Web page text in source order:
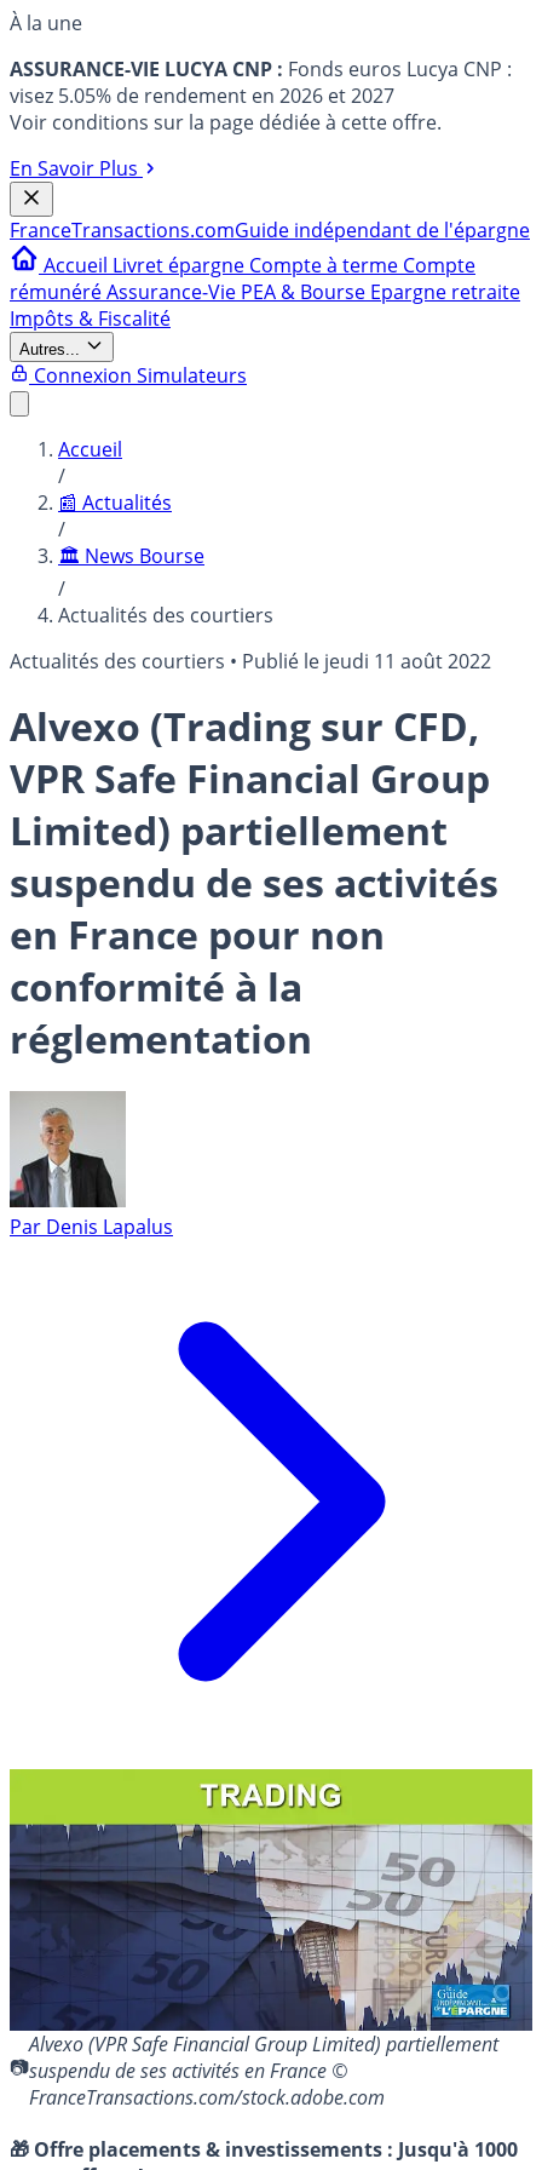
À la une
ASSURANCE-VIE LUCYA CNP : Fonds euros Lucya CNP :
visez 5.05% de rendement en 2026 et 2027
Voir conditions sur la page dédiée à cette offre.
En Savoir Plus
FranceTransactions.comGuide indépendant de l'épargne
Accueil Livret épargne Compte à terme Compte
rémunéréAssurance-Vie PEA & Bourse Epargne retraite
Impôts & Fiscalité
Autres...
Connexion Simulateurs
Accueil
/
📰 Actualités
/
🏛️ News Bourse
/
Actualités des courtiers
Actualités des courtiers • Publié le jeudi 11 août 2022
Alvexo (Trading sur CFD,
VPR Safe Financial Group
Limited) partiellement
suspendu de ses activités
en France pour non
conformité à la
réglementation
Par Denis Lapalus
Alvexo (VPR Safe Financial Group Limited) partiellement
suspendu de ses activités en France ©
FranceTransactions.com/stock.adobe.com
🎁 Offre placements & investissements : Jusqu'à 1000